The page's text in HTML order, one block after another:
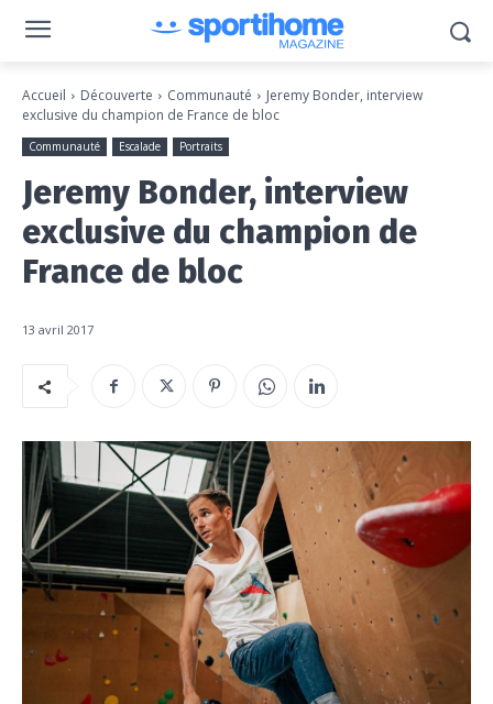
Accueil Découverte Communauté
Jeremy Bonder, interview
exclusive du champion de France de bloc
Communauté Escalade Portraits
Jeremy Bonder, interview
exclusive du champion de
France de bloc
13 avril 2017